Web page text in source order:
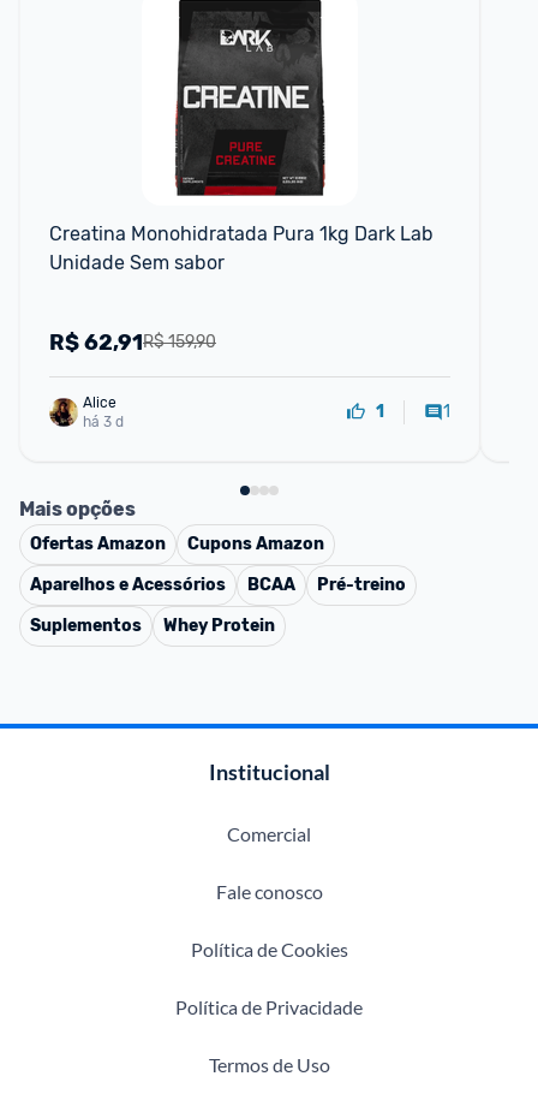
Creatina Monohidratada Pura 1kg Dark Lab
Unidade Sem sabor
R$ 159,90
R$62,91
Alice
há 3 d
1 1
Mais opções
OfertasAmazon CuponsAmazon
Aparelhos e Acessórios
BCAA
Pré-treino
Suplementos
Whey Protein
Institucional
Comercial
Fale conosco
Política de Cookies
Política de Privacidade
Termos de Uso